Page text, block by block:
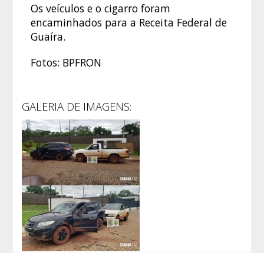
Os veículos e o cigarro foram
encaminhados para a Receita Federal de
Guaíra.
Fotos: BPFRON
GALERIA DE IMAGENS: